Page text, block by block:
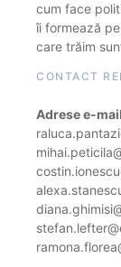
cum face
îi formează
care trăim
CONTACT
Adrese e-mail